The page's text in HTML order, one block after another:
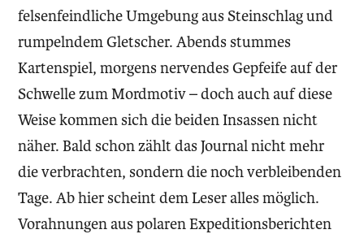
felsenfeindliche Umgebung aus Steinschlag und
rumpelndem Gletscher. Abends stummes
Kartenspiel, morgens nervendes Gepfeife auf der
Schwelle zum Mordmotiv – doch auch auf diese
Weise kommen sich die beiden Insassen nicht
näher. Bald schon zählt das Journal nicht mehr
die verbrachten, sondern die noch verbleibenden
Tage. Ab hier scheint dem Leser alles möglich.
Vorahnungen aus polaren Expeditionsberichten